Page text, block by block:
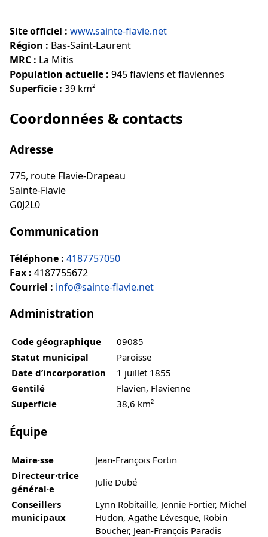
Site officiel : www.sainte-flavie.net
Région : Bas-Saint-Laurent
MRC : La Mitis
Population actuelle : 945 flaviens et flaviennes
Superficie : 39 km²
Coordonnées & contacts
Adresse
775, route Flavie-Drapeau
Sainte-Flavie
G0J2L0
Communication
Téléphone : 4187757050
Fax : 4187755672
Courriel : info@sainte-flavie.net
Administration
Code géographique
09085
Statut municipal
Paroisse
Date d’incorporation
1 juillet 1855
Gentilé
Flavien, Flavienne
Superficie
38,6 km²
Équipe
Maire·sse
Jean-François Fortin
Directeur·trice
général·e
Julie Dubé
Conseillers
municipaux
Lynn Robitaille, Jennie Fortier, Michel
Hudon, Agathe Lévesque, Robin
Boucher, Jean-François Paradis